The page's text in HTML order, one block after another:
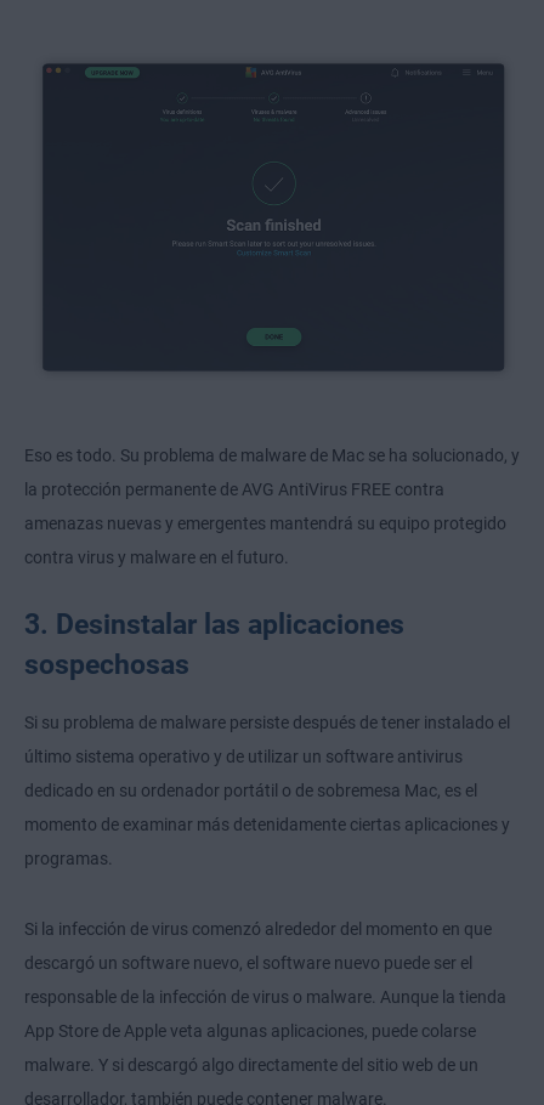
Eso es todo. Su problema de malware de Mac se ha solucionado, y
la protección permanente de AVG AntiVirus FREE contra
amenazas nuevas y emergentes mantendrá su equipo protegido
contra virus y malware en el futuro.
3. Desinstalar las aplicaciones
sospechosas
Si su problema de malware persiste después de tener instalado el
último sistema operativo y de utilizar un software antivirus
dedicado en su ordenador portátil o de sobremesa Mac, es el
momento de examinar más detenidamente ciertas aplicaciones y
programas.
Si la infección de virus comenzó alrededor del momento en que
descargó un software nuevo, el software nuevo puede ser el
responsable de la infección de virus o malware. Aunque la tienda
App Store de Apple veta algunas aplicaciones, puede colarse
malware. Y si descargó algo directamente del sitio web de un
desarrollador, también puede contener malware.